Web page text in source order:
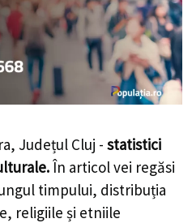
Județul Cluj - statistici
În articol vei regăsi
timpului, distribuția
religiile și etniile